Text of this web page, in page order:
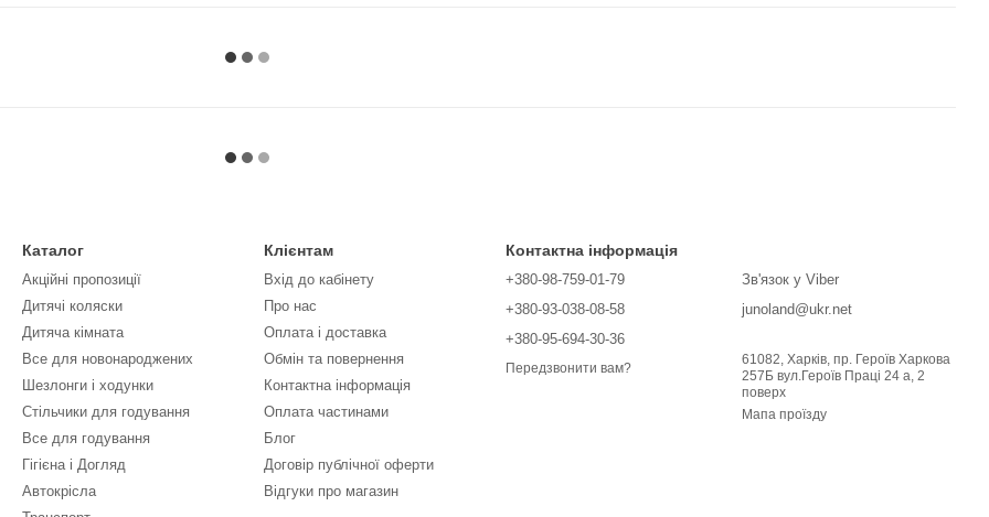
Каталог
Акційні пропозиції
Дитячі коляски
Дитяча кімната
Все для новонароджених
Шезлонги і ходунки
Стільчики для годування
Все для годування
Гігієна і Догляд
Автокрісла
Клієнтам
Вхід до кабінету
Про нас
Оплата і доставка
Обмін та повернення
Контактна інформація
Оплата частинами
Блог
Договір публічної оферти
Відгуки про магазин
Контактна інформація
+380-98-759-01-79
+380-93-038-08-58
+380-95-694-30-36
Передзвонити вам?
Зв'язок у Viber
junoland@ukr.net
61082, Харків, пр. Героїв Харкова
257Б вул.Героїв Праці 24 а, 2
поверх
Мапа проїзду